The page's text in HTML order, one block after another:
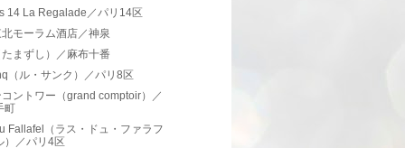
14 La Regalade／パリ14区
モーラム酒店／神泉
まずし）／麻布十番
（ル・サンク）／パリ8区
ントワー（grand comptoir）／
町
Fallafel（ラス・ドュ・ファラフ
）／パリ4区